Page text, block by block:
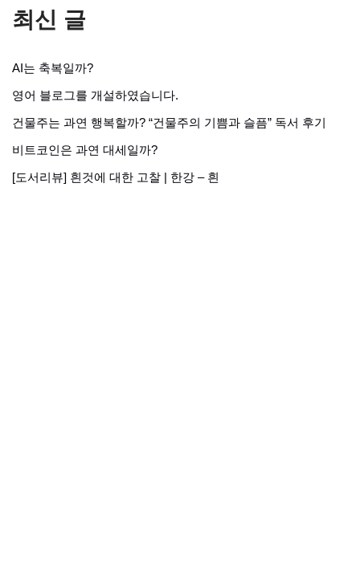
최신 글
AI는 축복일까?
영어 블로그를 개설하였습니다.
건물주는 과연 행복할까? “건물주의 기쁨과 슬픔” 독서 후기
비트코인은 과연 대세일까?
[도서리뷰] 흰것에 대한 고찰 | 한강 – 흰